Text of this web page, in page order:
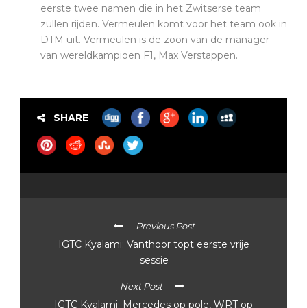
eerste twee namen die in het Zwitserse team
zullen rijden. Vermeulen komt voor het team ook in
DTM uit. Vermeulen is de zoon van de manager
van wereldkampioen F1, Max Verstappen.
SHARE
Previous Post
IGTC Kyalami: Vanthoor topt eerste vrije
sessie
Next Post
IGTC Kyalami: Mercedes op pole, WRT op